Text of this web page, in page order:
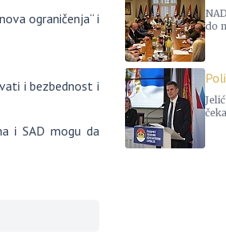
ograničenja“ i
i bezbednost i
i SAD mogu da
do